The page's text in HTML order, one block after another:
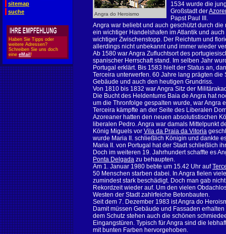
sitemap
suche
Haben Sie Tipps oder
weitere Adressen?
Schreiben Sie uns doch
eine eMail !
Angra do Heroismo
1534 wurde die
Großstadt der
Papst Paul III.
Angra war beliebt und auch geschützt durch
ein wichtiger Handelshafen im Atlantik und
wichtiger Zwischenstopp. Der Reichtum und
allerdings nicht unbekannt und immer wieder
Ab 1580 war Angra Zufluchtsort des
spanischer Herrschaft stand. Im selben Jahr
Portugal erklärt. Bis 1583 hielt der Status an,
Terceira unterwerfen. 60 Jahre lang prägten
Gebäude und auch den heutigen Grundriss.
Von 1810 bis 1832 war Angra Sitz der
Die Bucht des Heldentums Baia de Angra hat
um die Thronfolge gespalten wurde, war Angra
Terceira kämpfte an der Seite des Liberalen
Azoreaner hatten den neuen absolutistischen
liberalen Pedro. Angra war damals Mittelpunkt
König Miguels vor Vila da Praia da Vitoria
wurde Maria II. schließlich Königin und dankte
Maria II. von Portugal hat der Stadt schließlich
Doch im weiteren 19. Jahrhundert schaffte es
Ponta Delgada zu behaupten.
Am 1. Januar 1980 bebte um 15.42 Uhr auf
50 Menschen starben dabei. In Angra fielen
zumindest stark beschädigt. Doch man gab
Rekordzeit wieder auf. Um den vielen
Westen der Stadt zahlrfeiche Betonbauten.
Seit dem 7. Dezember 1983 ist Angra do
Damit müssen Gebäude und Fassaden
dem Schutz stehen auch die schönen
Eingangstüren. Typisch für Angra sind die
mit bunten Farben hervorgehoben.